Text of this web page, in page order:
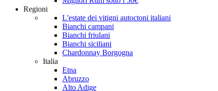
Regioni
L'estate dei vitigni autoctoni italiani
Bianchi campani
Bianchi friulani
Bianchi siciliani
Chardonnay Borgogna
Italia
Etna
Abruzzo
Alto Adige